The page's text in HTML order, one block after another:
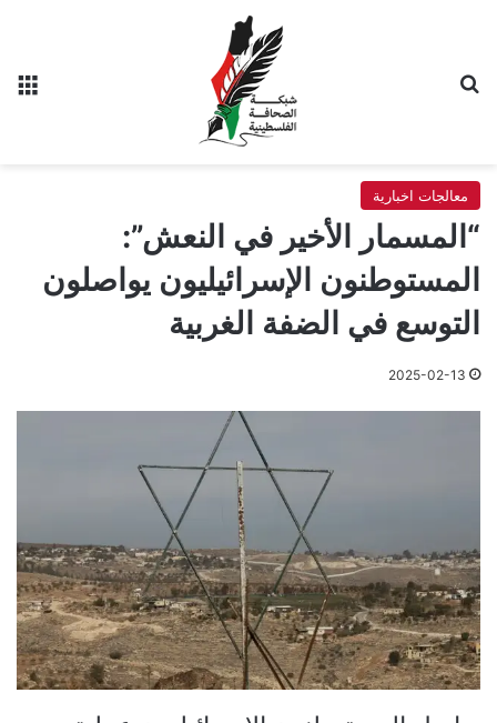
معالجات اخبارية
“المسمار الأخير في النعش”:
المستوطنون الإسرائيليون يواصلون
التوسع في الضفة الغربية
2025-02-13